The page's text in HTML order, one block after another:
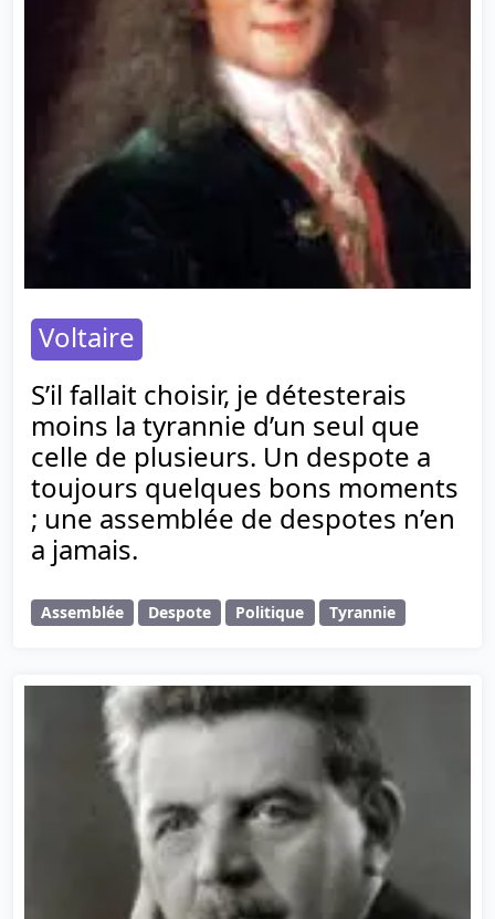
Voltaire
S’il fallait choisir, je détesterais
moins la tyrannie d’un seul que
celle de plusieurs. Un despote a
toujours quelques bons moments
; une assemblée de despotes n’en
a jamais.
Assemblée Despote Politique Tyrannie